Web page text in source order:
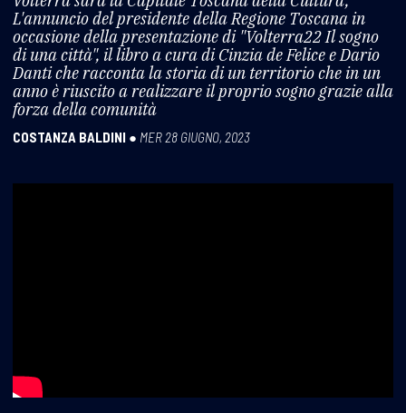
L'annuncio del presidente della Regione Toscana in
occasione della presentazione di "Volterra22 Il sogno
di una città", il libro a cura di Cinzia de Felice e Dario
Danti che racconta la storia di un territorio che in un
anno è riuscito a realizzare il proprio sogno grazie alla
forza della comunità
COSTANZA BALDINI ● MER 28 GIUGNO, 2023